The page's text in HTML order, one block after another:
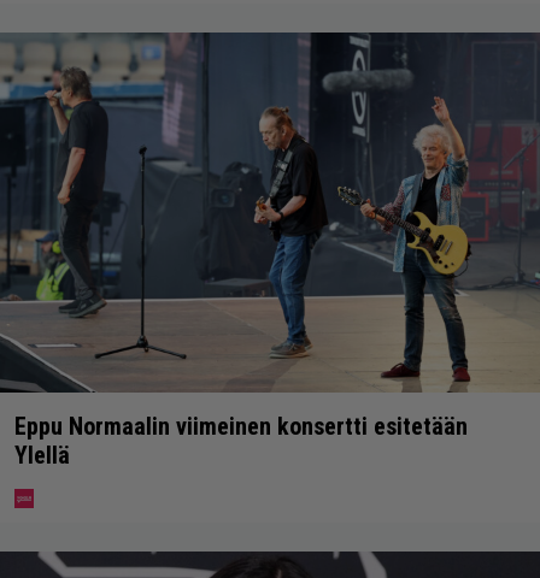
Eppu Normaalin viimeinen konsertti esitetään
Ylellä